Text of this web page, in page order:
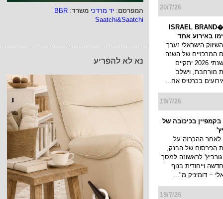
המפרסם: יד מרדכי משרד:
BBR
Saatchi&Saatchi
נא לא להפריע
20/7/26
כנס המיתוג ו�ISRAEL BRAND
הישראלי נערך
המרכזיים של השנה.
כנס המיתוג השנתי 2026 יתקיים
מורחבת, וישלב
בכרטיס אח...
19/7/26
בכיכובה של
לאחר ההכרזה על
הפרסום של הבנק,
לראשונה למסך
וייחודית בנוף
− דומיניק מ"...
19/7/26